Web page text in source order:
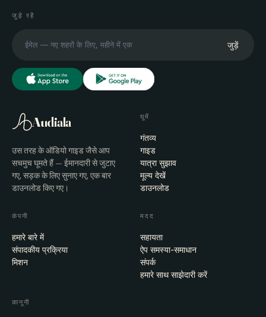
जुड़े रहें
जुड़ें
Audiala
उस तरह के ऑडियो गाइड जैसे आप
सचमुच घूमते हैं — ईमानदारी से जुटाए
गए, सड़क के लिए सुनाए गए, एक बार
डाउनलोड किए गए।
घूमें
गंतव्य
गाइड
यात्रा सुझाव
मूल्य देखें
डाउनलोड
कंपनी
हमारे बारे में
संपादकीय प्रक्रिया
मिशन
मदद
सहायता
ऐप समस्या-समाधान
संपर्क
हमारे साथ साझेदारी करें
कानूनी